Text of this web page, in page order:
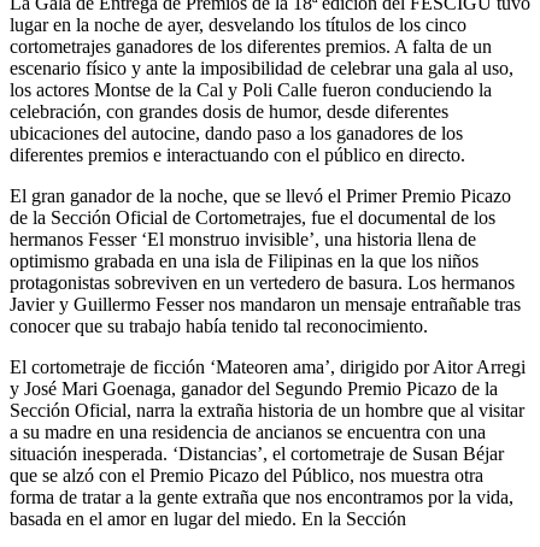
lugar en la noche de ayer, desvelando los títulos de los cinco
cortometrajes ganadores de los diferentes premios. A falta de un
escenario físico y ante la imposibilidad de celebrar una gala al uso,
los actores Montse de la Cal y Poli Calle fueron conduciendo la
celebración, con grandes dosis de humor, desde diferentes
ubicaciones del autocine, dando paso a los ganadores de los
diferentes premios e interactuando con el público en directo.
El gran ganador de la noche, que se llevó el Primer Premio Picazo
de la Sección Oficial de Cortometrajes, fue el documental de los
hermanos Fesser ‘El monstruo invisible’, una historia llena de
optimismo grabada en una isla de Filipinas en la que los niños
protagonistas sobreviven en un vertedero de basura. Los hermanos
Javier y Guillermo Fesser nos mandaron un mensaje entrañable tras
conocer que su trabajo había tenido tal reconocimiento.
El cortometraje de ficción ‘Mateoren ama’, dirigido por Aitor Arregi
y José Mari Goenaga, ganador del Segundo Premio Picazo de la
Sección Oficial, narra la extraña historia de un hombre que al visitar
a su madre en una residencia de ancianos se encuentra con una
situación inesperada. ‘Distancias’, el cortometraje de Susan Béjar
que se alzó con el Premio Picazo del Público, nos muestra otra
forma de tratar a la gente extraña que nos encontramos por la vida,
basada en el amor en lugar del miedo. En la Sección